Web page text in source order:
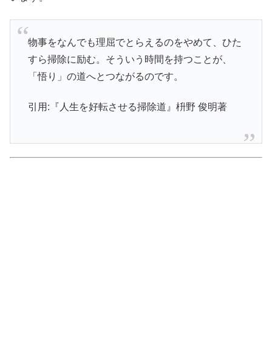
物事をなんでも理屈でとらえるのをやめて、ひた
すら掃除に励む。そういう時間を持つことが、
「悟り」の道へとつながるのです。
引用:『人生を好転させる掃除道』枡野 俊明著